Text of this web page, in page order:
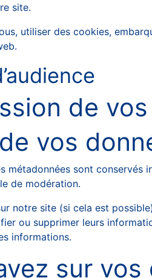
site.
utiliser des cookies,
de
vos
métadonnées sont
de modération.
notre site (si cela est
ou supprimer leurs
informations.
sur vos